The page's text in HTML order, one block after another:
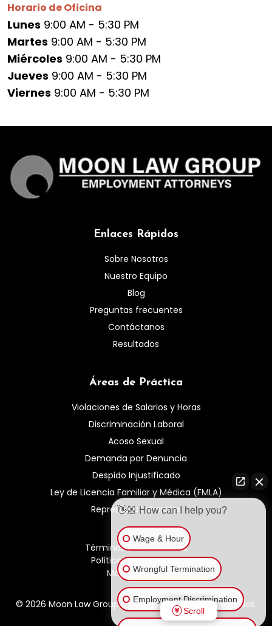
Horario de Oficina
Lunes 9:00 AM - 5:30 PM
Martes 9:00 AM - 5:30 PM
Miércoles 9:00 AM - 5:30 PM
Jueves 9:00 AM - 5:30 PM
Viernes 9:00 AM - 5:30 PM
Enlaces Rápidos
Sobre Nosotros
Nuestro Equipo
Blog
Preguntas frecuentes
Contáctanos
Resultados
Áreas de Práctica
Violaciones de Salarios y Horas
Discriminación Laboral
Acoso Sexual
Demanda por Denuncia
Despido Injustificado
Ley de Licencia Familiar y Médica (FMLA)
Represalias Laborales
© 2026 Moon Law Group. Todos los derechos reservados.
Términos y Condiciones
Política de Privacidad
Mapa del Sitio
👋🏼 How can I help you?
Wage & Hour
Wrongful Termination
Employment Discrimination
Scroll